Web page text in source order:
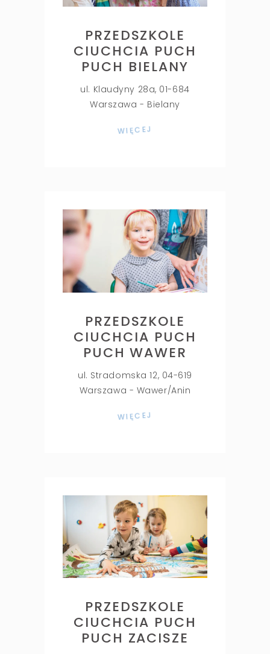
PRZEDSZKOLE
CIUCHCIA PUCH
PUCH BIELANY
ul. Klaudyny 28a, 01-684
Warszawa - Bielany
WIĘCEJ
PRZEDSZKOLE
CIUCHCIA PUCH
PUCH WAWER
ul. Stradomska 12, 04-619
Warszawa - Wawer/Anin
WIĘCEJ
PRZEDSZKOLE
CIUCHCIA PUCH
PUCH ZACISZE